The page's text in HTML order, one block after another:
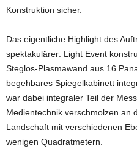
Konstruktion sicher.
Das eigentliche Highlight des
spektakulärer: Light Event
Steglos-Plasmawand aus 16
begehbares Spiegelkabinett
war dabei integraler Teil der
Medientechnik verschmolzen an
Landschaft mit verschiedenen
wenigen Quadratmetern.